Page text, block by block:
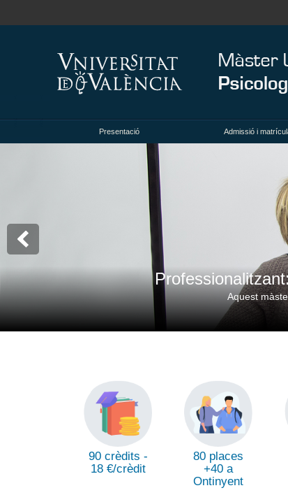
Presentació Admissió i
Aquest
90 crèdits -
18 €/crèdit
80 places
+40 a
Ontinyent